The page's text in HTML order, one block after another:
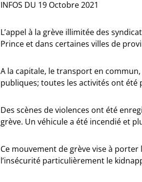
INFOS DU 19 Octobre 2021
L’appel à la grève illimitée des
Prince et dans certaines villes de
A la capitale, le transport en
publiques; toutes les activités ont été
Des scènes de violences ont été
grève. Un véhicule a été incendié et
Ce mouvement de grève vise à
l’insécurité particulièrement le